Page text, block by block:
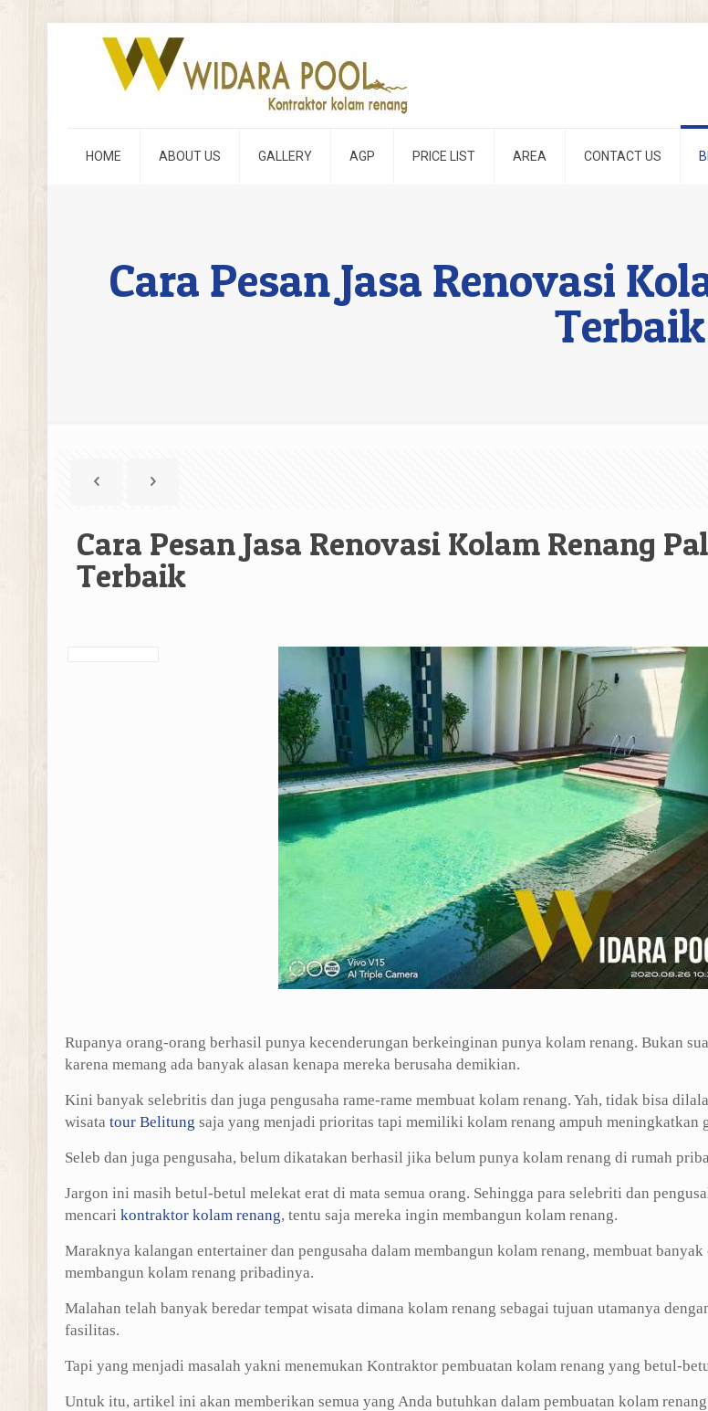
HOME ABOUT US GALLERY AGP PRICE LIST AREA CONTACT US
Cara Pesan Jasa Renovasi
Terbaik
Cara Pesan Jasa Renovasi Kolam Renang
Terbaik
Rupanya orang-orang berhasil punya kecenderungan berkeinginan punya kolam renang. Bukan
karena memang ada banyak alasan kenapa mereka berusaha demikian.
Kini banyak selebritis dan juga pengusaha rame-rame membuat kolam renang. Yah, tidak bisa
wisata tour Belitung saja yang menjadi prioritas tapi memiliki kolam renang ampuh meningkatkan
Seleb dan juga pengusaha, belum dikatakan berhasil jika belum punya kolam renang di rumah
Jargon ini masih betul-betul melekat erat di mata semua orang. Sehingga para selebriti dan
mencari kontraktor kolam renang, tentu saja mereka ingin membangun kolam renang.
Maraknya kalangan entertainer dan pengusaha dalam membangun kolam renang, membuat
membangun kolam renang pribadinya.
Malahan telah banyak beredar tempat wisata dimana kolam renang sebagai tujuan utamanya
fasilitas.
Tapi yang menjadi masalah yakni menemukan Kontraktor pembuatan kolam renang yang betul-
Untuk itu, artikel ini akan memberikan semua yang Anda butuhkan dalam pembuatan kolam